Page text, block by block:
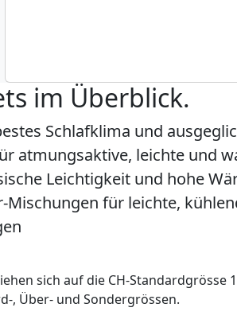
im Überblick.
Schlafklima und
atmungsaktive, leichte und
Leichtigkeit und hohe
Mischungen für leichte,
sich auf die CH-Standardgrösse
Über- und Sondergrössen.